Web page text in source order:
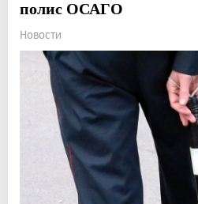
полис ОСАГО
Новости